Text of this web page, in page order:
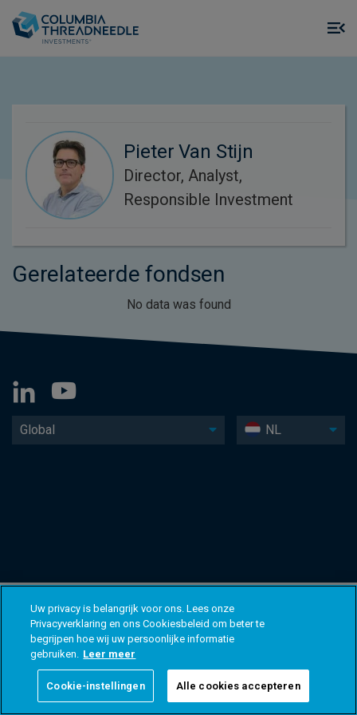
Pieter Van Stijn
Director, Analyst,
Responsible Investment
Gerelateerde fondsen
No data was found
Global NL
Uw privacy is belangrijk voor ons. Lees onze
Privacyverklaring en ons Cookiesbeleid om beter te
begrijpen hoe wij uw persoonlijke informatie
gebruiken. Leer meer
Cookie-instellingen Alle cookies accepteren